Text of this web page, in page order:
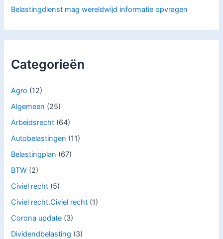
Belastingdienst mag wereldwijd informatie opvragen
Categorieën
Agro (12)
Algemeen (25)
Arbeidsrecht (64)
Autobelastingen (11)
Belastingplan (67)
BTW (2)
Civiel recht (5)
Civiel recht,Civiel recht (1)
Corona update (3)
Dividendbelasting (3)